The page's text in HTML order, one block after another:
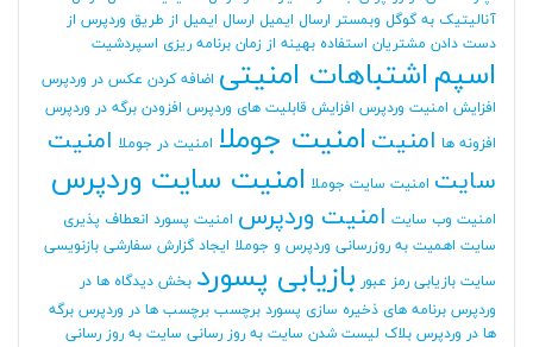
آنالیتیک به گوگل وبمستر ارسال ایمیل ارسال ایمیل از طریق وردپرس از
دست دادن مشتریان استفاده بهینه از زمان برنامه ریزی اسپردشیت
اسپم اشتباهات امنیتی اضافه کردن عکس در وردپرس
افزایش امنیت وردپرس افزایش قابلیت های وردپرس افزودن برگه در وردپرس
افزونه ها امنیت امنیت جوملا امنیت در جوملا امنیت
سایت امنیت سایت جوملا امنیت سایت وردپرس
امنیت وب سایت امنیت وردپرس امنیت پسورد انعطاف پذیری
سایت اهمیت به روزرسانی وردپرس و جوملا ایجاد گزارش سفارشی بازنویسی
سایت بازیابی رمز عبور بازیابی پسورد بخش دیدگاه ها در
وردپرس برنامه های ذخیره سازی پسورد برچسب برچسب ها در وردپرس برگه
ها در وردپرس بلاک لیست شدن سایت به روز رسانی سایت به روز رسانی